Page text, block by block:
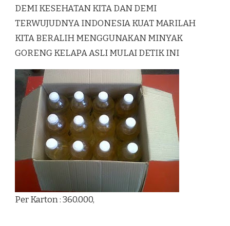
DEMI KESEHATAN KITA DAN DEMI
TERWUJUDNYA INDONESIA KUAT MARILAH
KITA BERALIH MENGGUNAKAN MINYAK
GORENG KELAPA ASLI MULAI DETIK INI
Per Karton : 360.000,